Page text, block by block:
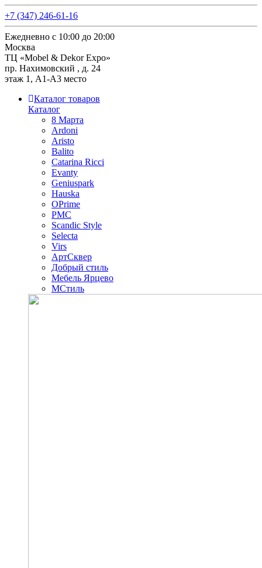
+7 (347) 246-61-16
Ежедневно с 10:00 до 20:00
Москва
ТЦ «Mobel & Dekor Expo»
пр. Нахимовский , д. 24
этаж 1, А1-А3 место
Каталог товаров
Каталог
8 Марта
Ardoni
Aristo
Balito
Catarina Ricci
Evanty
Geniuspark
Hauska
OPrime
PMC
Scandic Style
Selecta
Virs
АртСквер
Добрый стиль
Мебель Ярцево
МСтиль